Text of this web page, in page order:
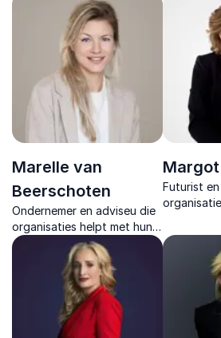
samenwerking onder druk en
psychologische veiligheid.
verhalen
loyaliteit
Marelle van
Beerschoten
Ondernemer en adviseu die
organisaties helpt met hun
digitale mindset en
datagedreven transformatie
die cruciaal zijn voor de
organisatie van de 21e eeuw.
Futurist
duurzaam
regie te